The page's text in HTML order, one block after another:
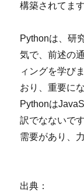
構築されてます
Pythonは、研
気で、前述の
ィングを学び
おり、重要に
Pythonは
訳でなないで
需要があり、
出典：